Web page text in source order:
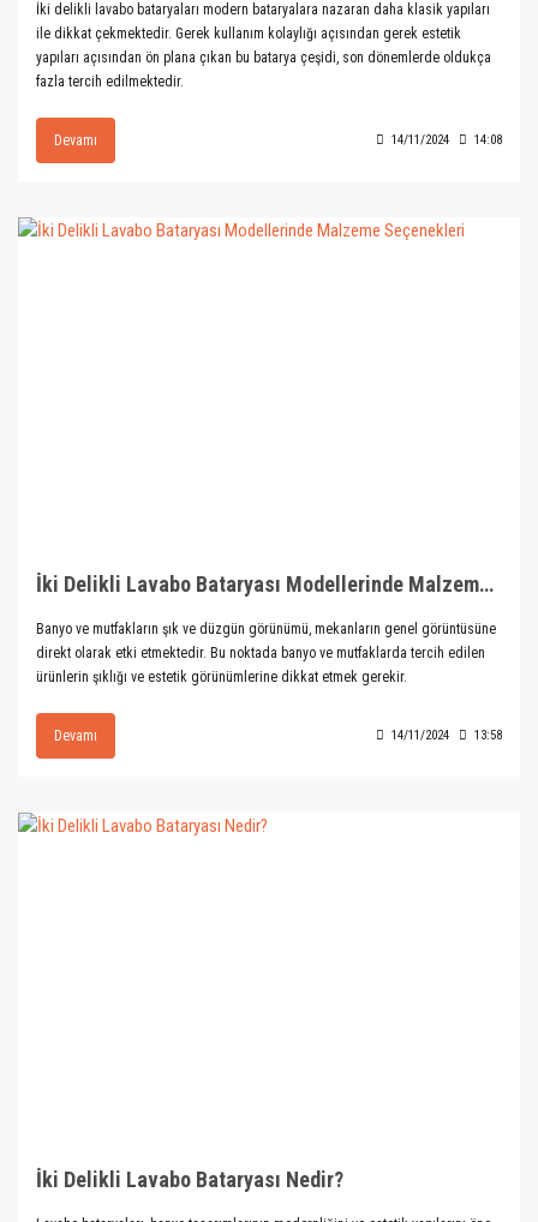
İki delikli lavabo bataryaları modern bataryalara nazaran daha klasik yapıları
ile dikkat çekmektedir. Gerek kullanım kolaylığı açısından gerek estetik
yapıları açısından ön plana çıkan bu batarya çeşidi, son dönemlerde oldukça
fazla tercih edilmektedir.
Devamı 14/11/2024 14:08
İki Delikli Lavabo Bataryası Modellerinde Malzeme Seçenekleri
Banyo ve mutfakların şık ve düzgün görünümü, mekanların genel görüntüsüne
direkt olarak etki etmektedir. Bu noktada banyo ve mutfaklarda tercih edilen
ürünlerin şıklığı ve estetik görünümlerine dikkat etmek gerekir.
Devamı 14/11/2024 13:58
İki Delikli Lavabo Bataryası Nedir?